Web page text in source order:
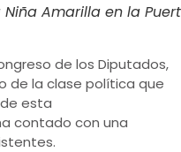
Amarilla en la
de los Diputados,
de la clase política que
esta
contado con una